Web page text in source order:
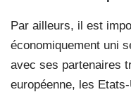
Par ailleurs, il est
économiquement uni
avec ses partenaires
européenne, les